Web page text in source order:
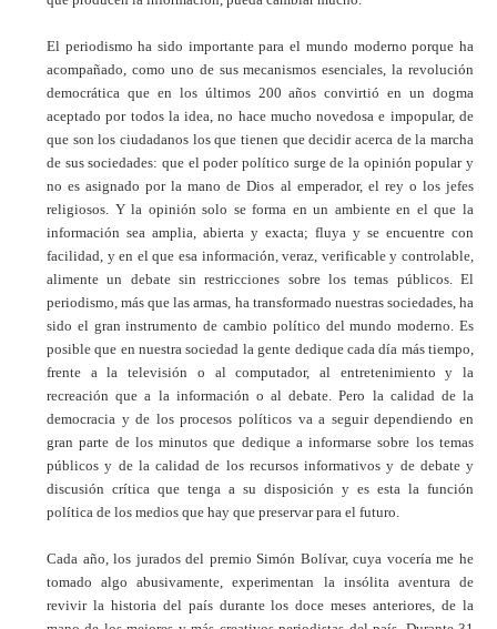
El periodismo ha sido importante para el mundo moderno porque ha
acompañado, como uno de sus mecanismos esenciales, la revolución
democrática que en los últimos 200 años convirtió en un dogma
aceptado por todos la idea, no hace mucho novedosa e impopular, de
que son los ciudadanos los que tienen que decidir acerca de la marcha
de sus sociedades: que el poder político surge de la opinión popular y
no es asignado por la mano de Dios al emperador, el rey o los jefes
religiosos. Y la opinión solo se forma en un ambiente en el que la
información sea amplia, abierta y exacta; fluya y se encuentre con
facilidad, y en el que esa información, veraz, verificable y controlable,
alimente un debate sin restricciones sobre los temas públicos. El
periodismo, más que las armas, ha transformado nuestras sociedades, ha
sido el gran instrumento de cambio político del mundo moderno. Es
posible que en nuestra sociedad la gente dedique cada día más tiempo,
frente a la televisión o al computador, al entretenimiento y la
recreación que a la información o al debate. Pero la calidad de la
democracia y de los procesos políticos va a seguir dependiendo en
gran parte de los minutos que dedique a informarse sobre los temas
públicos y de la calidad de los recursos informativos y de debate y
discusión crítica que tenga a su disposición y es esta la función
política de los medios que hay que preservar para el futuro.
Cada año, los jurados del premio Simón Bolívar, cuya vocería me he
tomado algo abusivamente, experimentan la insólita aventura de
revivir la historia del país durante los doce meses anteriores, de la